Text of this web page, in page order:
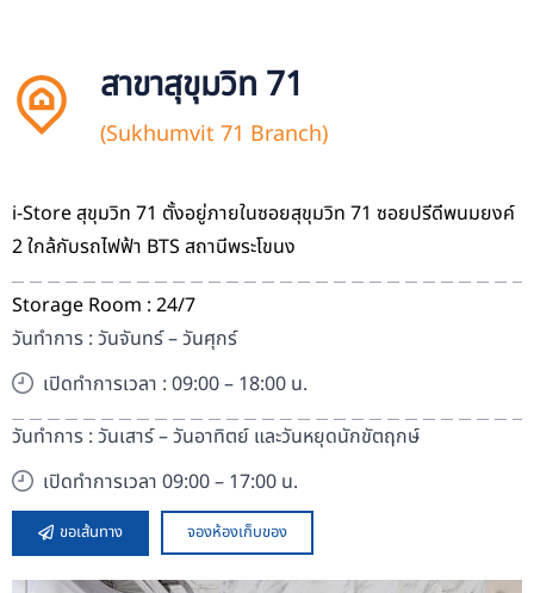
สาขาสุขุมวิท 71
(Sukhumvit 71 Branch)
i-Store สุขุมวิท 71 ตั้งอยู่ภายในซอยสุขุมวิท 71 ซอยปรีดีพนมยงค์
2 ใกล้กับรถไฟฟ้า BTS สถานีพระโขนง
Storage Room : 24/7
วันทำการ : วันจันทร์ – วันศุกร์
เปิดทำการเวลา : 09:00 – 18:00 น.
วันทำการ : วันเสาร์ – วันอาทิตย์ และวันหยุดนักขัตฤกษ์
เปิดทำการเวลา 09:00 – 17:00 น.
ขอเส้นทาง จองห้องเก็บของ